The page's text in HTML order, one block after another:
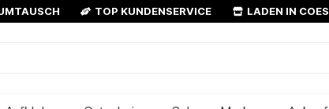
TOP KUNDENSERVICE LADEN IN